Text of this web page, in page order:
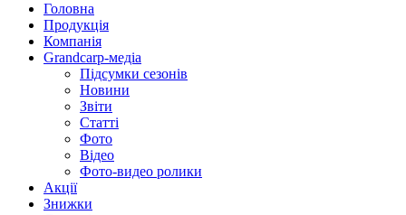
Головна
Продукція
Компанія
Grandcarp-медіа
Підсумки сезонів
Новини
Звіти
Статті
Фото
Відео
Фото-видео ролики
Акції
Знижки